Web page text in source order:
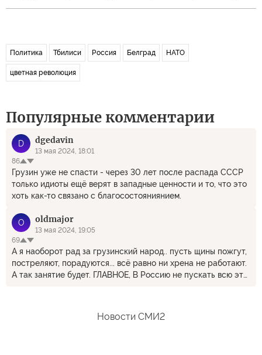
Политика Тбилиси Россия Белград НАТО
цветная революция
Популярные комментарии
D dgedavin
13 мая 2024, 18:01
86
Грузин уже не спасти - через 30 лет после распада СССР
только идиоты ещё верят в западные ценности и то, что это
хоть как-то связано с благосостояниянием.
O oldmajor
13 мая 2024, 19:05
69
А я наоборот рад за грузинский народ.. пусть щины пожгут,
постреляют, порадуются... всё равно ни хрена не работают.
А так занятие будет. ГЛАВНОЕ, В Россию не пускать всю эту
Новости СМИ2